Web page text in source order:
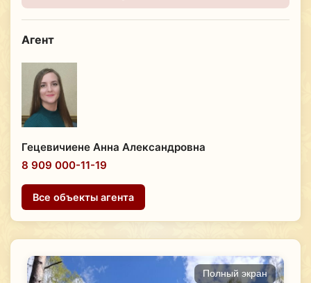
Полный экран
Агент
Гецевичиене Анна Александровна
8 909 000-11-19
Все объекты агента